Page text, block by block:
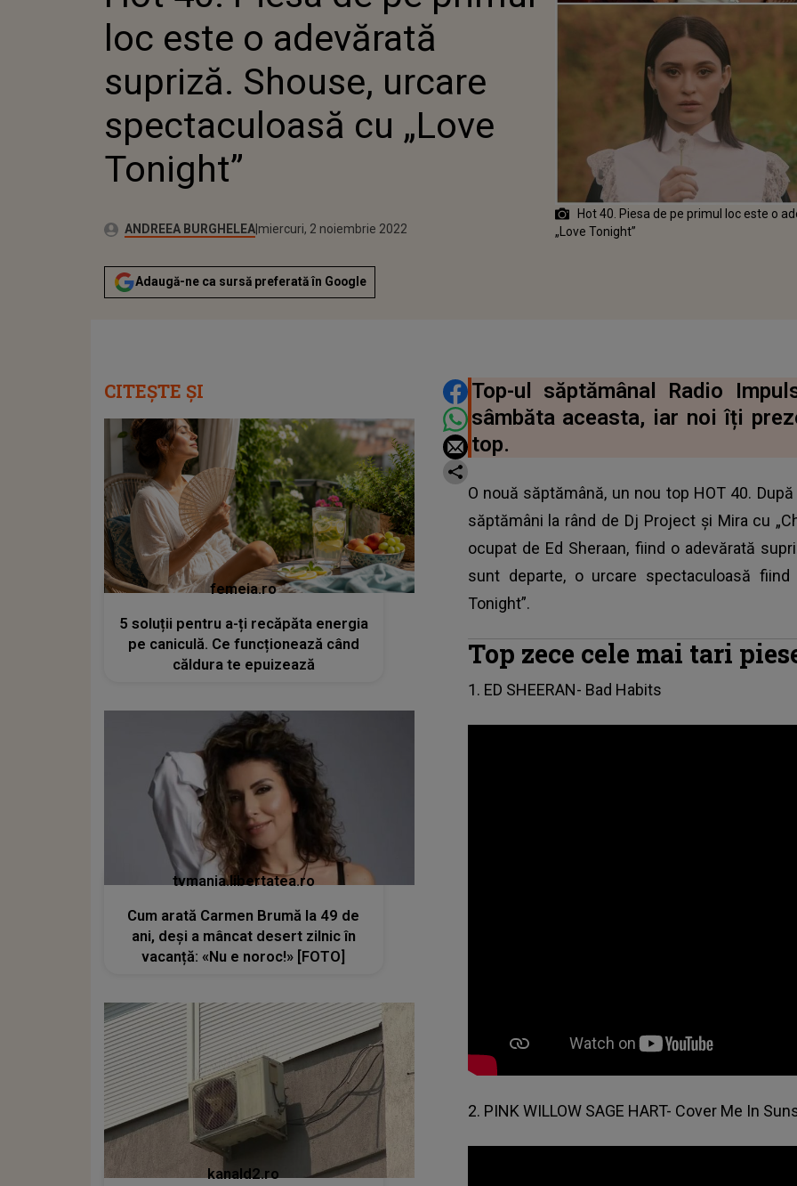
loc este o adevărată
supriză. Shouse, urcare
spectaculoasă cu „Love
Tonight”
Autor:ANDREEA BURGHELEAPublicat:
marți, 2 noiembrie 2021
Actualizat:
miercuri, 2 noiembrie 2022
Adaugă-ne ca sursă preferată în Google
Hot 40. Piesa de pe primul loc este o
„Love Tonight”
DISTRIBUIE ARTICOLUL
Top-ul săptămânal Radio
sâmbăta aceasta, iar noi îți
top.
O nouă săptămână, un nou top HOT 40.
săptămâni la rând de Dj Project și Mira cu
ocupat de Ed Sheraan, fiind o adevărată
sunt departe, o urcare spectaculoasă
Tonight”.
Top zece cele mai tari
1. ED SHEERAN- Bad Habits
2. PINK WILLOW SAGE HART- Cover Me In
CITEȘTE ȘI
femeia.ro
5 soluții pentru a-ți recăpăta energia
pe caniculă. Ce funcționează când
căldura te epuizează
tvmania.libertatea.ro
Cum arată Carmen Brumă la 49 de
ani, deși a mâncat desert zilnic în
vacanță: «Nu e noroc!» [FOTO]
kanald2.ro